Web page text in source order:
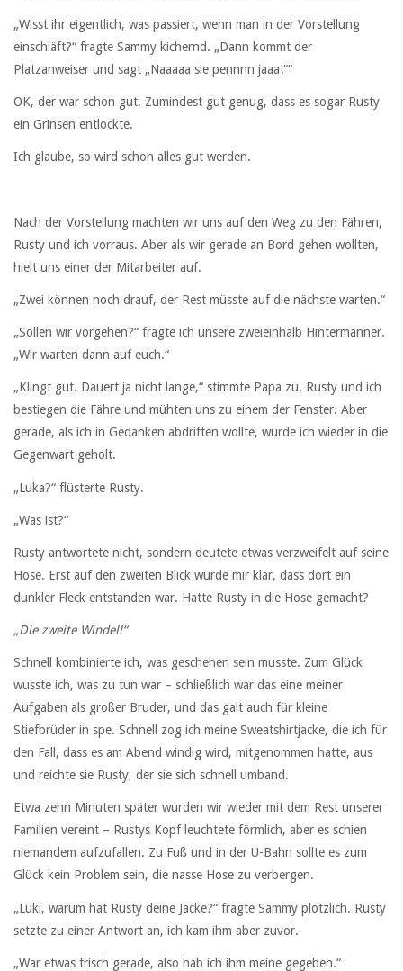
„Wisst ihr eigentlich, was passiert, wenn man in der Vorstellung
einschläft?“ fragte Sammy kichernd. „Dann kommt der
Platzanweiser und sagt „Naaaaa sie pennnn jaaa!““
OK, der war schon gut. Zumindest gut genug, dass es sogar Rusty
ein Grinsen entlockte.
Ich glaube, so wird schon alles gut werden.
Nach der Vorstellung machten wir uns auf den Weg zu den Fähren,
Rusty und ich vorraus. Aber als wir gerade an Bord gehen wollten,
hielt uns einer der Mitarbeiter auf.
„Zwei können noch drauf, der Rest müsste auf die nächste warten.“
„Sollen wir vorgehen?“ fragte ich unsere zweieinhalb Hintermänner.
„Wir warten dann auf euch.“
„Klingt gut. Dauert ja nicht lange,“ stimmte Papa zu. Rusty und ich
bestiegen die Fähre und mühten uns zu einem der Fenster. Aber
gerade, als ich in Gedanken abdriften wollte, wurde ich wieder in die
Gegenwart geholt.
„Luka?“ flüsterte Rusty.
„Was ist?“
Rusty antwortete nicht, sondern deutete etwas verzweifelt auf seine
Hose. Erst auf den zweiten Blick wurde mir klar, dass dort ein
dunkler Fleck entstanden war. Hatte Rusty in die Hose gemacht?
„Die zweite Windel!“
Schnell kombinierte ich, was geschehen sein musste. Zum Glück
wusste ich, was zu tun war – schließlich war das eine meiner
Aufgaben als großer Bruder, und das galt auch für kleine
Stiefbrüder in spe. Schnell zog ich meine Sweatshirtjacke, die ich für
den Fall, dass es am Abend windig wird, mitgenommen hatte, aus
und reichte sie Rusty, der sie sich schnell umband.
Etwa zehn Minuten später wurden wir wieder mit dem Rest unserer
Familien vereint – Rustys Kopf leuchtete förmlich, aber es schien
niemandem aufzufallen. Zu Fuß und in der U-Bahn sollte es zum
Glück kein Problem sein, die nasse Hose zu verbergen.
„Luki, warum hat Rusty deine Jacke?“ fragte Sammy plötzlich. Rusty
setzte zu einer Antwort an, ich kam ihm aber zuvor.
„War etwas frisch gerade, also hab ich ihm meine gegeben.“